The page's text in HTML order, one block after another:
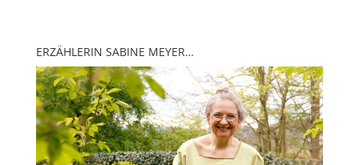
ERZÄHLERIN SABINE MEYER…